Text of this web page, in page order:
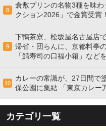
8
倉敷プリンの名物3種を味
クション2026」で金賞受賞！
9
下鴨茶寮、松坂屋名古屋店
帰省・団らんに、京都料亭
「鯖寿司の口福小箱」など
10
カレーの常識が、27日間で
保公園に集結 「東京カレー
カテゴリ一覧